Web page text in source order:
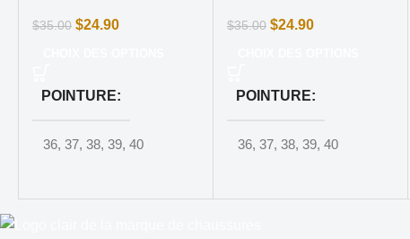
$35.00 $24.90
POINTURE
36, 37, 38, 39, 40
COULEUR Noir
$35.00 $24.90
POINTURE
36, 37, 38, 39, 40
COULEUR Noir